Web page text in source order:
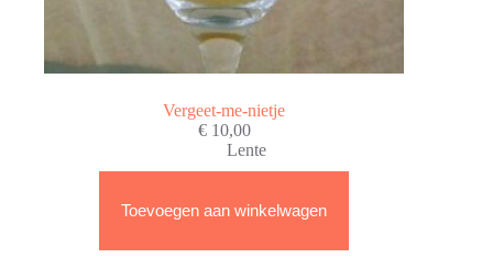
Vergeet-me-nietje
€10,00
Lente
Toevoegen aan winkelwagen